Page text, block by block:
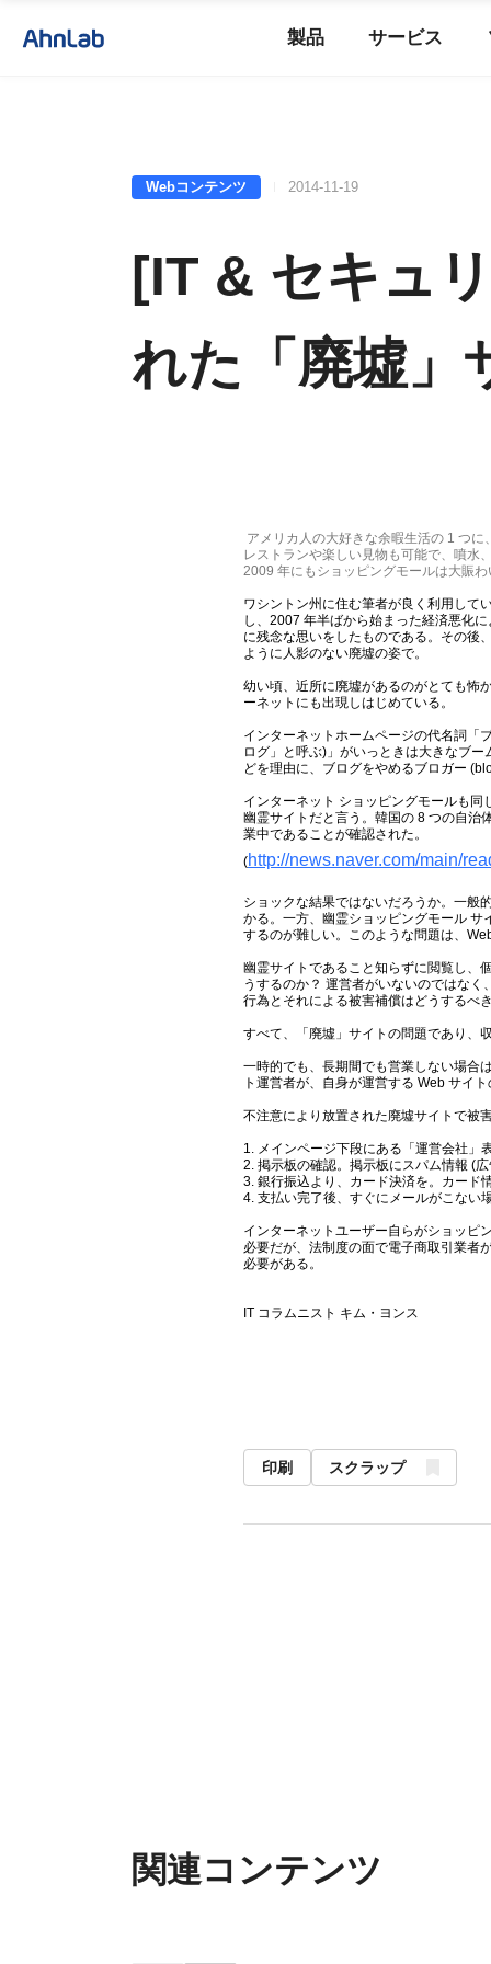
製品 サービス
Webコンテンツ 2014-11-19
[IT & セキュ
れた「廃墟」
アメリカ人の大好きな余暇生活の 1 つ
レストランや楽しい見物も可能で、噴水
2009 年にもショッピングモールは大賑
ワシントン州に住む筆者が良く利用して
し、2007 年半ばから始まった経済悪化
に残念な思いをしたものである。その後
ように人影のない廃墟の姿で。
幼い頃、近所に廃墟があるのがとても怖
ーネットにも出現しはじめている。
インターネットホームページの代名詞「
ログ」と呼ぶ)」がいっときは大きなブ
どを理由に、ブログをやめるブロガー
インターネット ショッピングモールも
幽霊サイトだと言う。韓国の 8 つの自治
業中であることが確認された。
(http://news.naver.com/main/
ショックな結果ではないだろうか。一般
かる。一方、幽霊ショッピングモール
するのが難しい。このような問題は、
幽霊サイトであること知らずに閲覧し、
うするのか？ 運営者がいないのではな
行為とそれによる被害補償はどうするべ
すべて、「廃墟」サイトの問題であり、
一時的でも、長期間でも営業しない場合
ト運営者が、自身が運営する Web サイ
不注意により放置された廃墟サイトで被
1. メインページ下段にある「運営会社」
2. 掲示板の確認。掲示板にスパム情報 (
3. 銀行振込より、カード決済を。カード
4. 支払い完了後、すぐにメールがこない
インターネットユーザー自らがショッピ
必要だが、法制度の面で電子商取引業者
必要がある。
IT コラムニスト キム・ヨンス
印刷 スクラップ
関連コンテンツ